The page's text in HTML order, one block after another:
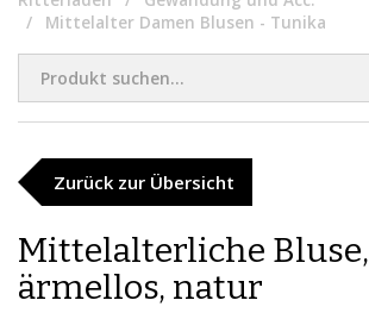
Mittelalter Damen Blusen - Tunika
Zurück zur Übersicht
​Mittelalterliche Bluse,
ärmellos, natur